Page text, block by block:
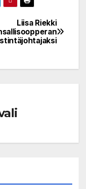
Liisa Riekki